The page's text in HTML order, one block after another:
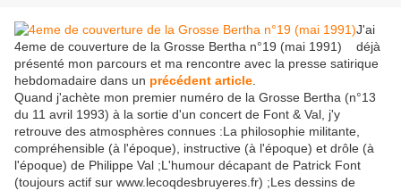
4eme de couverture de la Grosse Bertha n°19 (mai 1991)
J'ai
déjà
présenté mon parcours et ma rencontre avec la presse satirique
hebdomadaire dans un précédent article
Quand j'achète mon premier numéro de la Grosse Bertha (n°13
du 11 avril 1993) à la sortie d'un concert de Font & Val, j'y
retrouve des atmosphères connues :La philosophie militante,
compréhensible (à l'époque), instructive (à l'époque) et drôle (à
l'époque) de Philippe Val ;L'humour décapant de Patrick Font
(toujours actif sur www.lecoqdesbruyeres.fr) ;Les dessins de